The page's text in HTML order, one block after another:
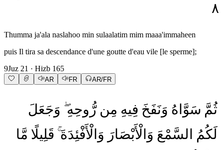
٨
Thumma ja'ala naslahoo min sulaalatim mim maaa'immaheen
puis Il tira sa descendance d'une goutte d'eau vile [le sperme];
9Juz 21 · Hizb 165
AR FR AR/FR
ثُمَّ سَوَّاهُ وَنَفَخَ فِيهِ مِن رُّوحِهِ وَجَعَلَ
لَكُمُ
السَّمْعَ وَالْأَبْصَارَ وَالْأَفْئِدَةَ قَلِيلًا مَّا